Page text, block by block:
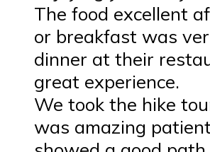
The food excellent
or breakfast was
dinner at their
great experience.
We took the hike
was amazing